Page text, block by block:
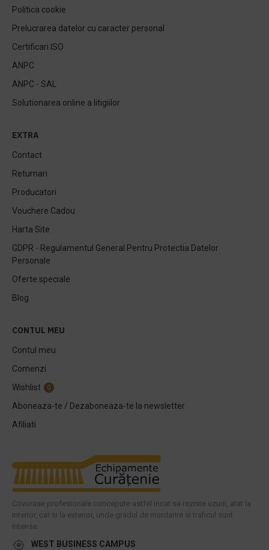
Politica cookie
Prelucrarea datelor cu caracter personal
Certificari ISO
ANPC
ANPC - SAL
Solutionarea online a litigiilor
EXTRA
Contact
Returnari
Producatori
Vouchere Cadou
Harta Site
GDPR - Regulamentul General Pentru Protectia Datelor
Personale
Oferte speciale
Blog
CONTUL MEU
Contul meu
Comenzi
Wishlist
0
Aboneaza-te / Dezaboneaza-te la newsletter
Afiliati
Covorase profesionale concepute astfel incat sa reziste uzurii, atat la
interior, cat si la exterior, unde gradul de murdarire si traficul sunt
intense.
WEST BUSINESS CAMPUS